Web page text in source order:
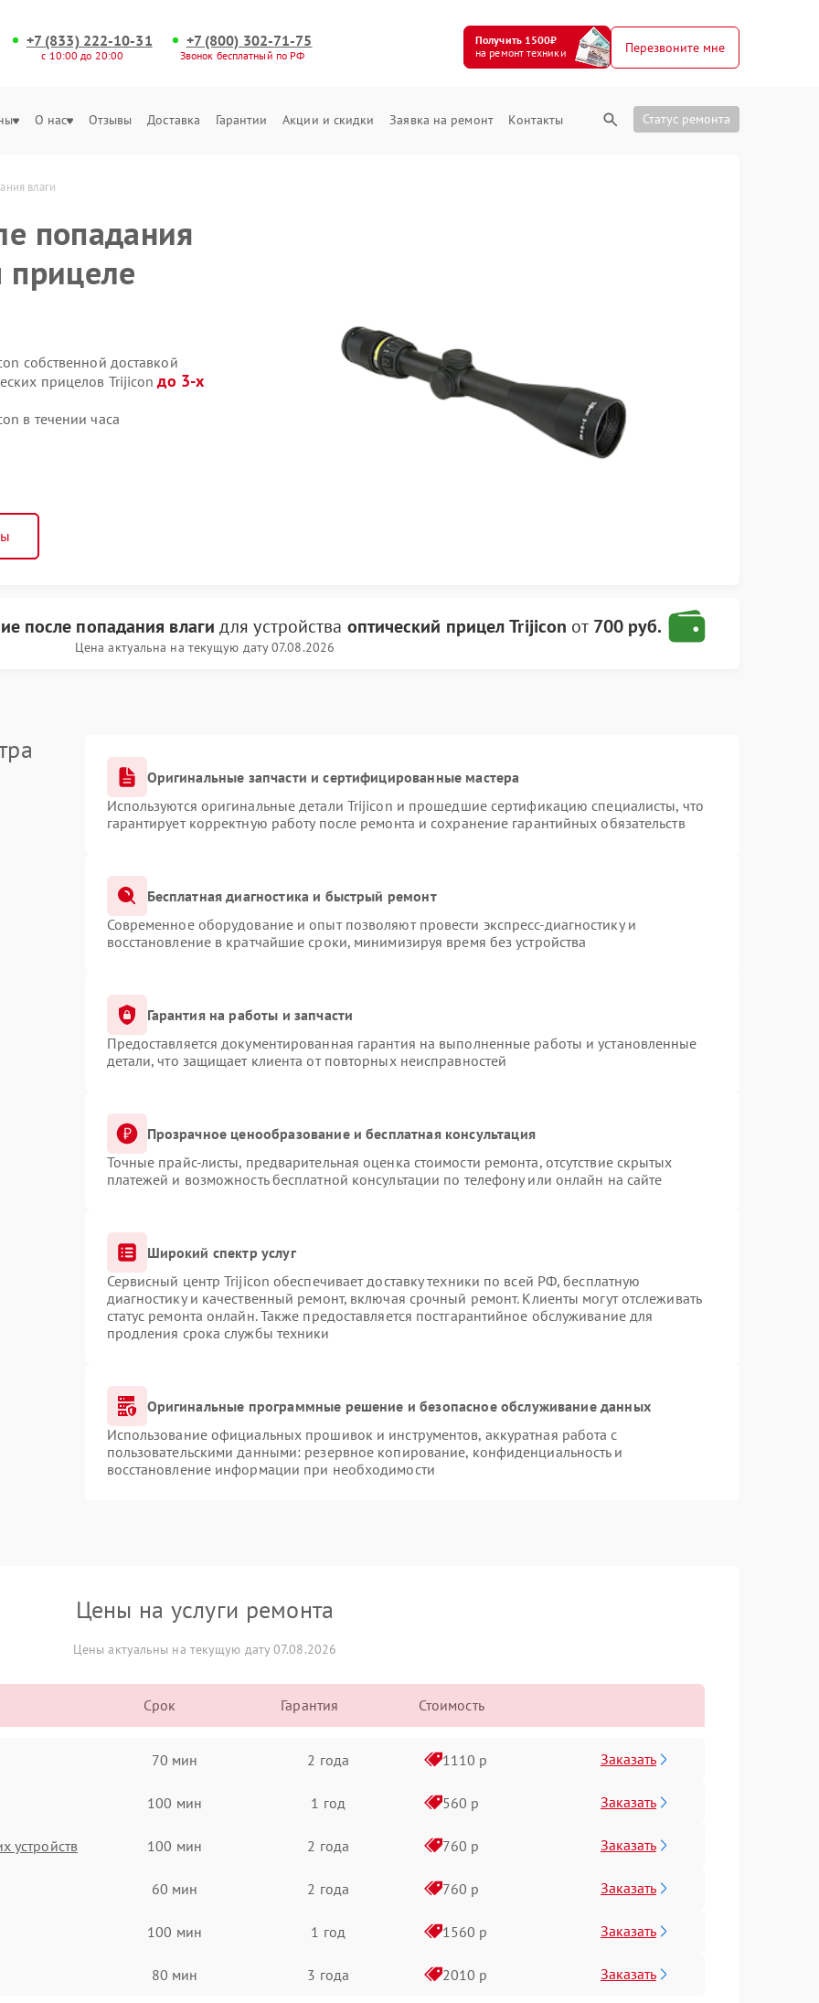
+7 (833) 222-10-31
с 10:00 до 20:00
+7 (800) 302-71-75
Звонок бесплатный по РФ
Получить 1500₽
на ремонт техники
Перезвоните мне
О нас Отзывы Доставка Гарантии Акции и скидки Заявка на ремонт Контакты Статус ремонта
влаги
попадания
прицеле
собственной доставкой
прицелов Trijiconдо 3-х
в течении часа
после попадания влаги для устройства оптический прицел Trijicon от 700 руб.
Цена актуальна на текущую дату 07.08.2026
Оригинальные запчасти и сертифицированные мастера
Используются оригинальные детали Trijicon и прошедшие сертификацию специалисты, что
гарантирует корректную работу после ремонта и сохранение гарантийных обязательств
Бесплатная диагностика и быстрый ремонт
Современное оборудование и опыт позволяют провести экспресс-диагностику и
восстановление в кратчайшие сроки, минимизируя время без устройства
Гарантия на работы и запчасти
Предоставляется документированная гарантия на выполненные работы и установленные
детали, что защищает клиента от повторных неисправностей
Прозрачное ценообразование и бесплатная консультация
Точные прайс-листы, предварительная оценка стоимости ремонта, отсутствие скрытых
платежей и возможность бесплатной консультации по телефону или онлайн на сайте
Широкий спектр услуг
Сервисный центр Trijicon обеспечивает доставку техники по всей РФ, бесплатную
диагностику и качественный ремонт, включая срочный ремонт. Клиенты могут отслеживать
статус ремонта онлайн. Также предоставляется постгарантийное обслуживание для
продления срока службы техники
Оригинальные программные решение и безопасное обслуживание данных
Использование официальных прошивок и инструментов, аккуратная работа с
пользовательскими данными: резервное копирование, конфиденциальность и
восстановление информации при необходимости
Цены на услуги ремонта
Цены актуальны на текущую дату 07.08.2026
Срок Гарантия Стоимость
70 мин 2 года 1110 р Заказать
100 мин 1 год 560 р Заказать
устройств 100 мин 2 года 760 р Заказать
60 мин 2 года 760 р Заказать
100 мин 1 год 1560 р Заказать
80 мин 3 года 2010 р Заказать